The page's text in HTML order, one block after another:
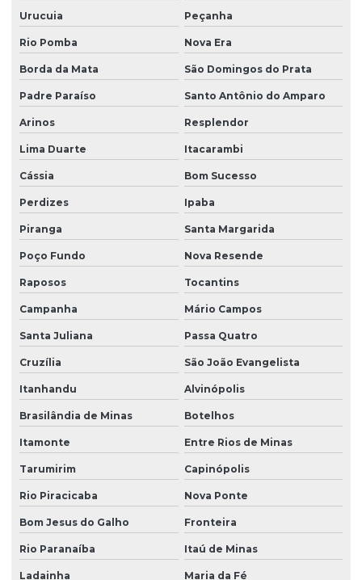
Urucuia Peçanha
Rio Pomba Nova Era
Borda da Mata São Domingos do Prata
Padre Paraíso Santo Antônio do Amparo
Arinos Resplendor
Lima Duarte Itacarambi
Cássia Bom Sucesso
Perdizes Ipaba
Piranga Santa Margarida
Poço Fundo Nova Resende
Raposos Tocantins
Campanha Mário Campos
Santa Juliana Passa Quatro
Cruzília São João Evangelista
Itanhandu Alvinópolis
Brasilândia de Minas Botelhos
Itamonte Entre Rios de Minas
Tarumirim Capinópolis
Rio Piracicaba Nova Ponte
Bom Jesus do Galho Fronteira
Rio Paranaíba Itaú de Minas
Ladainha Maria da Fé